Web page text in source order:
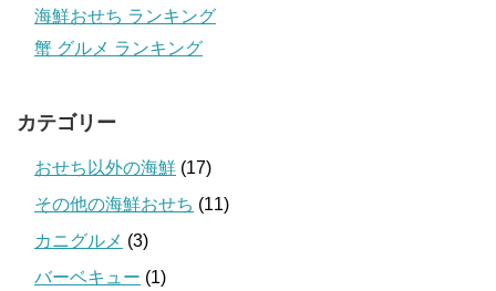
海鮮おせち ランキング
蟹 グルメ ランキング
カテゴリー
おせち以外の海鮮 (17)
その他の海鮮おせち (11)
カニグルメ (3)
バーベキュー (1)